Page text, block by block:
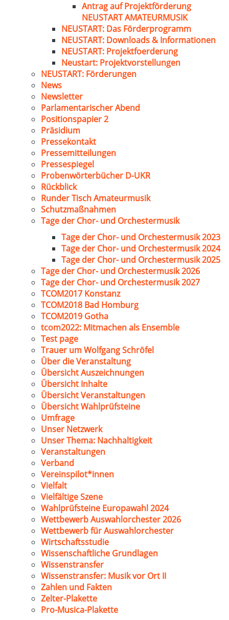
Antrag auf Projektförderung
NEUSTART AMATEURMUSIK
NEUSTART: Das Förderprogramm
NEUSTART: Downloads & Informationen
NEUSTART: Projektfoerderung
Neustart: Projektvorstellungen
NEUSTART: Förderungen
News
Newsletter
Parlamentarischer Abend
Positionspapier 2
Präsidium
Pressekontakt
Pressemitteilungen
Pressespiegel
Probenwörterbücher D-UKR
Rückblick
Runder Tisch Amateurmusik
Schutzmaßnahmen
Tage der Chor- und Orchestermusik
Tage der Chor- und Orchestermusik 2023
Tage der Chor- und Orchestermusik 2024
Tage der Chor- und Orchestermusik 2025
Tage der Chor- und Orchestermusik 2026
Tage der Chor- und Orchestermusik 2027
TCOM2017 Konstanz
TCOM2018 Bad Homburg
TCOM2019 Gotha
tcom2022: Mitmachen als Ensemble
Test page
Trauer um Wolfgang Schröfel
Über die Veranstaltung
Übersicht Auszeichnungen
Übersicht Inhalte
Übersicht Veranstaltungen
Übersicht Wahlprüfsteine
Umfrage
Unser Netzwerk
Unser Thema: Nachhaltigkeit
Veranstaltungen
Verband
Vereinspilot*innen
Vielfalt
Vielfältige Szene
Wahlprüfsteine Europawahl 2024
Wettbewerb Auswahlorchester 2026
Wettbewerb für Auswahlorchester
Wirtschaftsstudie
Wissenschaftliche Grundlagen
Wissenstransfer
Wissenstransfer: Musik vor Ort II
Zahlen und Fakten
Zelter-Plakette
Pro-Musica-Plakette